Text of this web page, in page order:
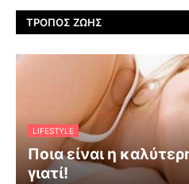
ΤΡΌΠΟΣ ΖΩΉΣ
LIFESTYLE
Ποια είναι η
γιατί!